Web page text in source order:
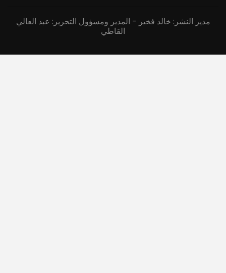
مدير النشر: خالد فخير - المدير ومسؤول التحرير: عبد العالي
القاطي